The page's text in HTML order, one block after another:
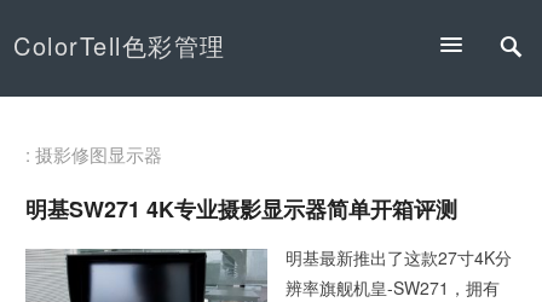
ColorTell色彩管理
: 摄影修图显示器
明基SW271 4K专业摄影显示器简单开箱评测
明基最新推出了这款27寸4K分
辨率旗舰机皇-SW271，拥有